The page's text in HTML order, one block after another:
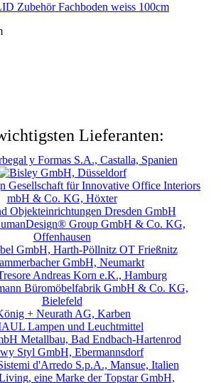
Zubehör Fachboden weiss 100cm
Lieferanten: